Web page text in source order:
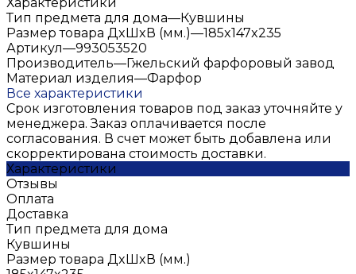
Тип предмета для дома—Кувшины
Размер товара ДxШxВ (мм.)—185x147x235
Артикул—993053520
Производитель—Гжельский фарфоровый завод
Материал изделия—Фарфор
Все характеристики
Срок изготовления товаров под заказ уточняйте у
менеджера. Заказ оплачивается после
согласования. В счет может быть добавлена или
скорректирована стоимость доставки.
Характеристики
Отзывы
Оплата
Доставка
Тип предмета для дома
Кувшины
Размер товара ДxШxВ (мм.)